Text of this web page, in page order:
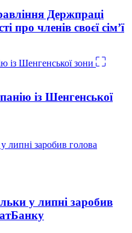
Держпраці
про членів своєї сім’ї
із Шенгенської
у липні заробив